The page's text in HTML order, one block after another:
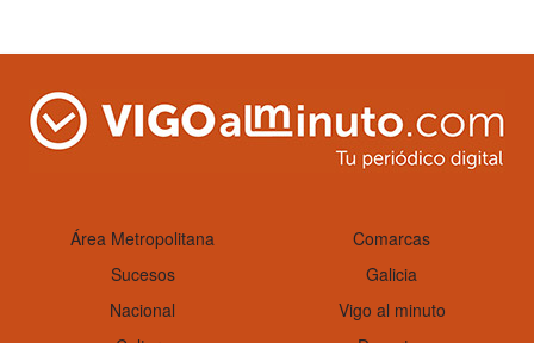
Área Metropolitana
Comarcas
Sucesos
Galicia
Nacional
Vigo al minuto